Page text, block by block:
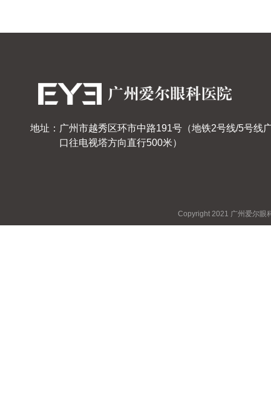
地址：广州市越秀区环市中路191号（地铁2号线/5号线
口往电视塔方向直行500米）
Copyright 2021 广州爱尔眼